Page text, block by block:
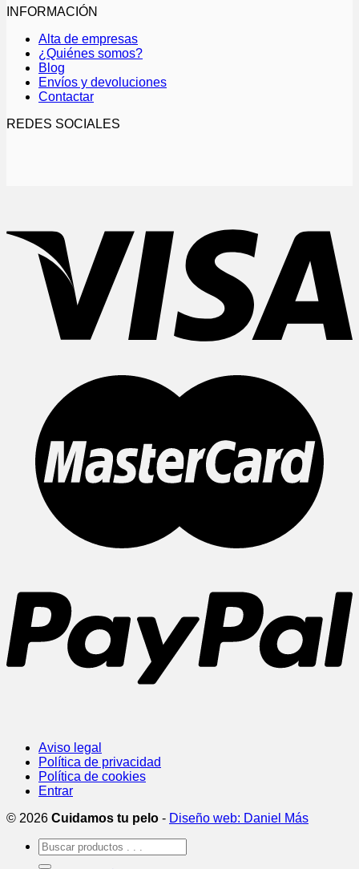
INFORMACIÓN
Alta de empresas
¿Quiénes somos?
Blog
Envíos y devoluciones
Contactar
REDES SOCIALES
Aviso legal
Política de privacidad
Política de cookies
Entrar
© 2026 Cuidamos tu pelo - Diseño web: Daniel Más
Buscar
por: